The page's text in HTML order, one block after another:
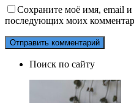
Сохраните моё имя, email и
последующих моих
Поиск по сайту